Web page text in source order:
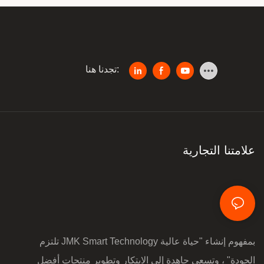
تجدنا هنا:
علامتنا التجارية
تلتزم JMK Smart Technology بمفهوم إنشاء "حياة عالية
الجودة" ، وتسعى جاهدة إلى الابتكار وتطوير منتجات أفضل